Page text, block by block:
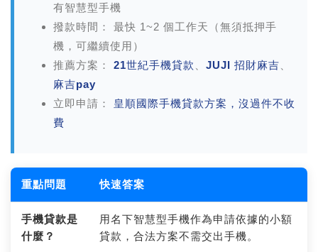
有智慧型手機
撥款時間：
最快 1~2 個工作天（無須抵押手
機，可繼續使用）
推薦方案：
21世紀手機貸款 JUJI 招財麻吉
麻吉pay
立即申請：
皇順國際手機貸款方案，沒過件不收
費
重點問題 快速答案
手機貸款是
什麼？
用名下智慧型手機作為申請依據的小額
貸款，合法方案不需交出手機。